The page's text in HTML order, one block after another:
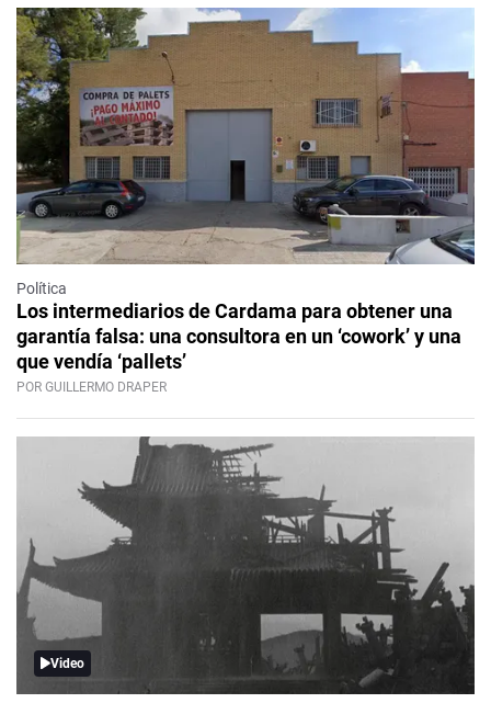
Política
Los intermediarios de Cardama para obtener una
garantía falsa: una consultora en un ‘cowork’ y una
que vendía ‘pallets’
POR GUILLERMO DRAPER
Video